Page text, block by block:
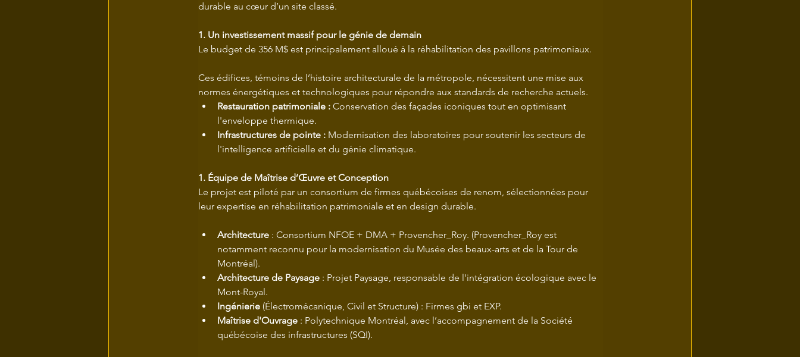
durable au cœur d’un site classé.
1. Un investissement massif pour le génie de demain
Le budget de 356 M$ est principalement alloué à la réhabilitation des pavillons patrimoniaux.
Ces édifices, témoins de l’histoire architecturale de la métropole, nécessitent une mise aux
normes énergétiques et technologiques pour répondre aux standards de recherche actuels.
Restauration patrimoniale : Conservation des façades iconiques tout en optimisant
l'enveloppe thermique.
Infrastructures de pointe : Modernisation des laboratoires pour soutenir les secteurs de
l'intelligence artificielle et du génie climatique.
1. Équipe de Maîtrise d’Œuvre et Conception
Le projet est piloté par un consortium de firmes québécoises de renom, sélectionnées pour
leur expertise en réhabilitation patrimoniale et en design durable.
Architecture : Consortium NFOE + DMA + Provencher_Roy. (Provencher_Roy est
notamment reconnu pour la modernisation du Musée des beaux-arts et de la Tour de
Montréal).
Architecture de Paysage : Projet Paysage, responsable de l'intégration écologique avec le
Mont-Royal.
Ingénierie (Électromécanique, Civil et Structure) : Firmes gbi et EXP.
Maîtrise d'Ouvrage : Polytechnique Montréal, avec l’accompagnement de la Société
québécoise des infrastructures (SQI).